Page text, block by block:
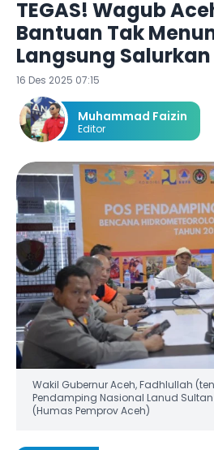
TEGAS! Wagub
Bantuan Tak
Langsung
16 Des 2025 07:15
Muhammad Faizin
Editor
Wakil Gubernur Aceh, Fadhlullah
Pendamping Nasional Lanud
(Humas Pemprov Aceh)